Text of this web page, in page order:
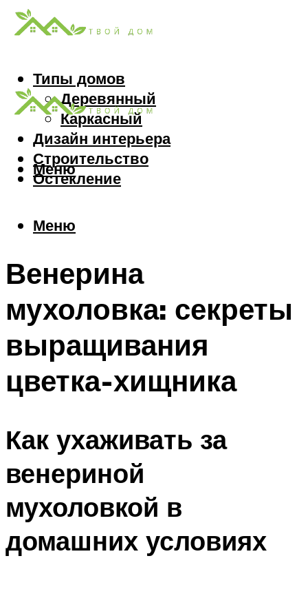
Типы домов
Деревянный
Каркасный
Дизайн интерьера
Строительство
Остекление
Меню
Меню
Венерина
мухоловка: секреты
выращивания
цветка-хищника
Как ухаживать за
венериной
мухоловкой в
домашних условиях